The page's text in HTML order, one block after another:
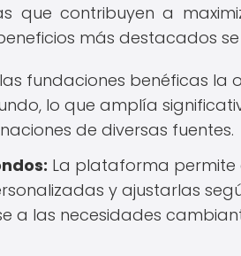
que contribuyen a
más destacados
fundaciones benéficas
lo que amplía
de diversas fuentes.
La plataforma permite
y ajustarlas
las necesidades